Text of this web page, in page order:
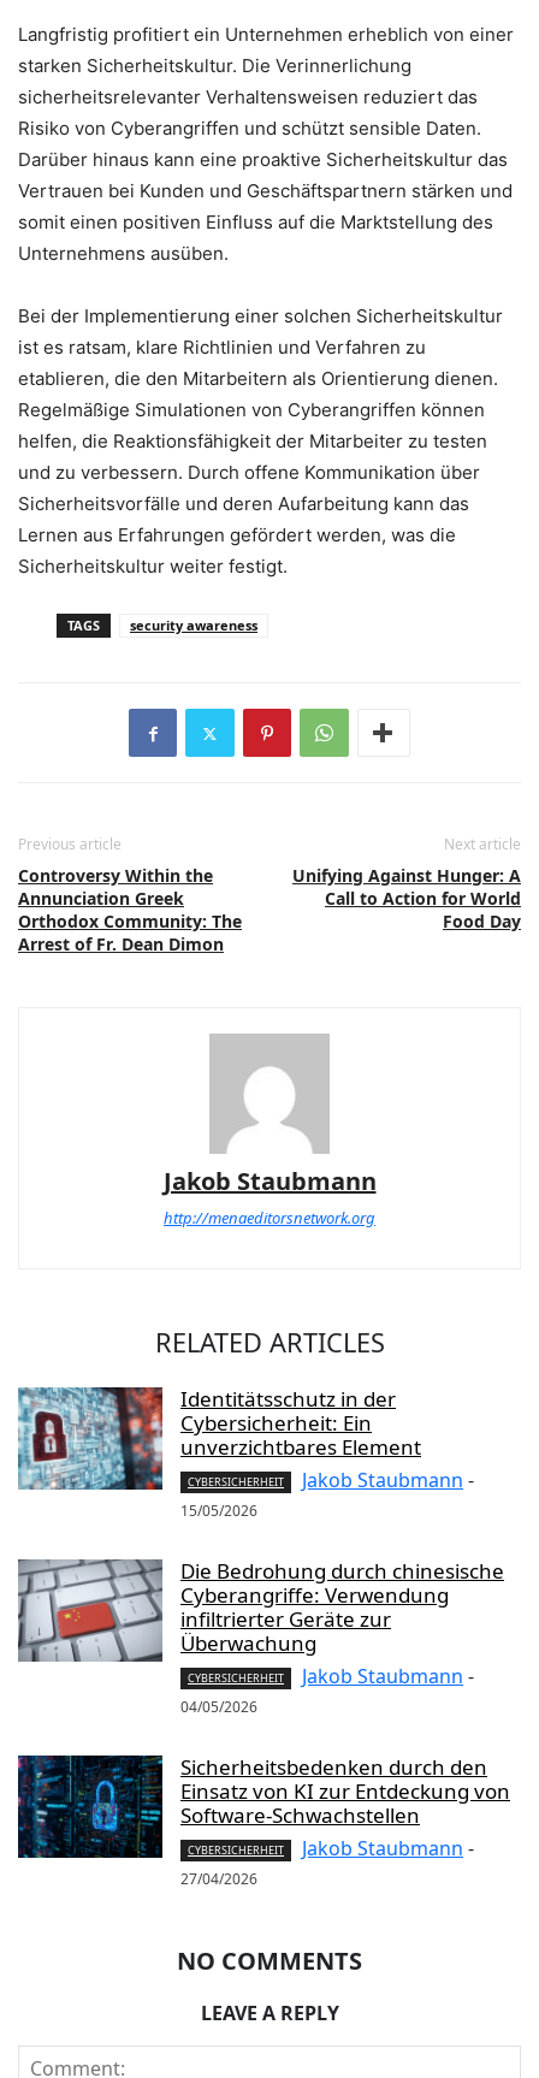
Langfristig profitiert ein Unternehmen erheblich von einer
starken Sicherheitskultur. Die Verinnerlichung
sicherheitsrelevanter Verhaltensweisen reduziert das
Risiko von Cyberangriffen und schützt sensible Daten.
Darüber hinaus kann eine proaktive Sicherheitskultur das
Vertrauen bei Kunden und Geschäftspartnern stärken und
somit einen positiven Einfluss auf die Marktstellung des
Unternehmens ausüben.
Bei der Implementierung einer solchen Sicherheitskultur
ist es ratsam, klare Richtlinien und Verfahren zu
etablieren, die den Mitarbeitern als Orientierung dienen.
Regelmäßige Simulationen von Cyberangriffen können
helfen, die Reaktionsfähigkeit der Mitarbeiter zu testen
und zu verbessern. Durch offene Kommunikation über
Sicherheitsvorfälle und deren Aufarbeitung kann das
Lernen aus Erfahrungen gefördert werden, was die
Sicherheitskultur weiter festigt.
TAGS security awareness
Previous article
Controversy Within the
Annunciation Greek
Orthodox Community: The
Arrest of Fr. Dean Dimon
Next article
Unifying Against Hunger: A
Call to Action for World
Food Day
Jakob Staubmann
http://menaeditorsnetwork.org
RELATED ARTICLES
Identitätsschutz in der
Cybersicherheit: Ein
unverzichtbares Element
CYBERSICHERHEIT Jakob Staubmann -
15/05/2026
Die Bedrohung durch chinesische
Cyberangriffe: Verwendung
infiltrierter Geräte zur
Überwachung
CYBERSICHERHEIT Jakob Staubmann -
04/05/2026
Sicherheitsbedenken durch den
Einsatz von KI zur Entdeckung von
Software-Schwachstellen
CYBERSICHERHEIT Jakob Staubmann -
27/04/2026
NO COMMENTS
LEAVE A REPLY